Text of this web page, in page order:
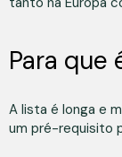
Para que
A lista é longa e
um pré-requisito